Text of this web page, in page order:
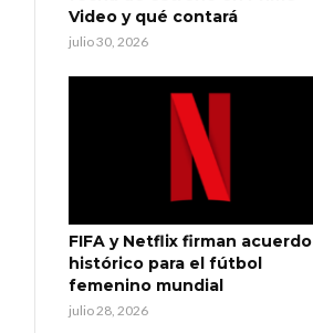
Video y qué contará
julio 30, 2026
FIFA y Netflix firman acuerdo
histórico para el fútbol
femenino mundial
julio 28, 2026